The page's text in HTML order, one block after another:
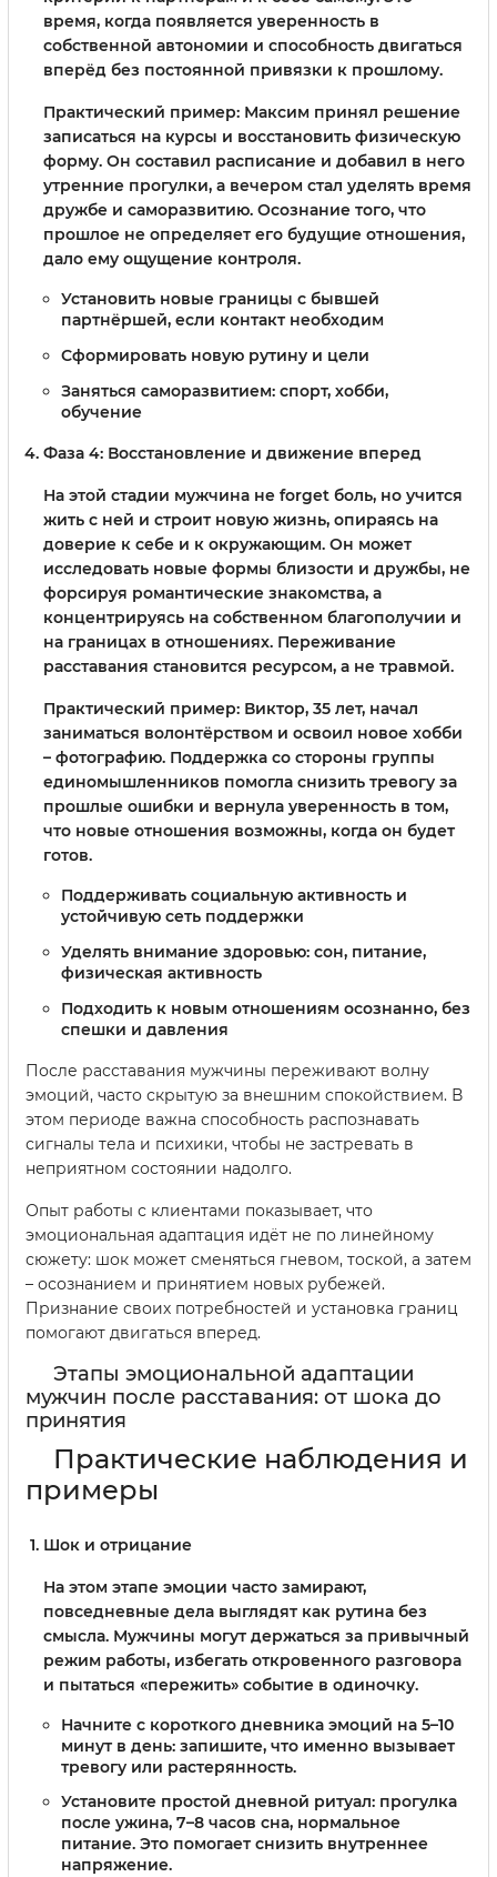
время, когда появляется уверенность в
собственной автономии и способность двигаться
вперёд без постоянной привязки к прошлому.
Практический пример: Максим принял решение
записаться на курсы и восстановить физическую
форму. Он составил расписание и добавил в него
утренние прогулки, а вечером стал уделять время
дружбе и саморазвитию. Осознание того, что
прошлое не определяет его будущие отношения,
дало ему ощущение контроля.
Установить новые границы с бывшей
партнёршей, если контакт необходим
Сформировать новую рутину и цели
Заняться саморазвитием: спорт, хобби,
обучение
Фаза 4: Восстановление и движение вперед
На этой стадии мужчина не forget боль, но учится
жить с ней и строит новую жизнь, опираясь на
доверие к себе и к окружающим. Он может
исследовать новые формы близости и дружбы, не
форсируя романтические знакомства, а
концентрируясь на собственном благополучии и
на границах в отношениях. Переживание
расставания становится ресурсом, а не травмой.
Практический пример: Виктор, 35 лет, начал
заниматься волонтёрством и освоил новое хобби
– фотографию. Поддержка со стороны группы
единомышленников помогла снизить тревогу за
прошлые ошибки и вернула уверенность в том,
что новые отношения возможны, когда он будет
готов.
Поддерживать социальную активность и
устойчивую сеть поддержки
Уделять внимание здоровью: сон, питание,
физическая активность
Подходить к новым отношениям осознанно, без
спешки и давления
После расставания мужчины переживают волну
эмоций, часто скрытую за внешним спокойствием. В
этом периоде важна способность распознавать
сигналы тела и психики, чтобы не застревать в
неприятном состоянии надолго.
Опыт работы с клиентами показывает, что
эмоциональная адаптация идёт не по линейному
сюжету: шок может сменяться гневом, тоской, а затем
– осознанием и принятием новых рубежей.
Признание своих потребностей и установка границ
помогают двигаться вперед.
Этапы эмоциональной адаптации
мужчин после расставания: от шока до
принятия
Практические наблюдения и
примеры
Шок и отрицание
На этом этапе эмоции часто замирают,
повседневные дела выглядят как рутина без
смысла. Мужчины могут держаться за привычный
режим работы, избегать откровенного разговора
и пытаться «пережить» событие в одиночку.
Начните с короткого дневника эмоций на 5–10
минут в день: запишите, что именно вызывает
тревогу или растерянность.
Установите простой дневной ритуал: прогулка
после ужина, 7–8 часов сна, нормальное
питание. Это помогает снизить внутреннее
напряжение.